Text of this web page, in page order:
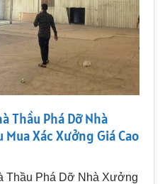
Thầu Phá Dỡ Nhà
Xác Xưởng Giá Cao
Thầu Phá Dỡ Nhà Xưởng